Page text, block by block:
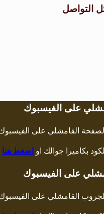
التواصل
على الفيسبوك
بكاميرا جوالك او اضغط هنا
على الفيسبوك